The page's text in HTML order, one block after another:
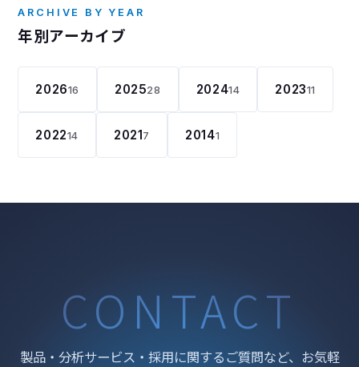
ARCHIVE BY YEAR
年別アーカイブ
202616 202528 202414 202311
202214 2021 7 20141
CONTACT
製品・分析サービス・採用に関するご質問など、お気軽